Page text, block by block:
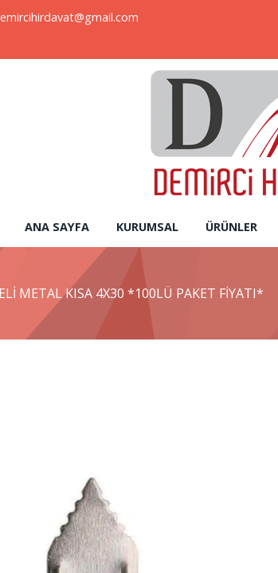
ANA SAYFA KURUMSAL ÜRÜNLER
METAL KISA 4X30 *100LÜ PAKET FİYATI*